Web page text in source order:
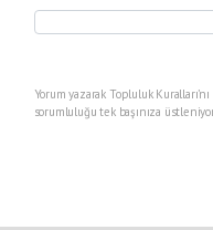
Yorum yazarak Topluluk
sorumluluğu tek başınıza